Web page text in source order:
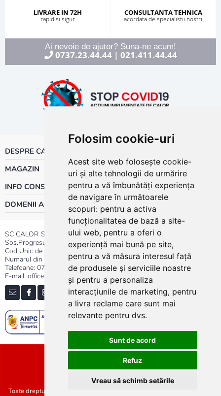
Folosim cookie-uri
Acest site web folosește cookie-
uri și alte tehnologii de urmărire
pentru a vă îmbunătăți experiența
de navigare în următoarele
scopuri: pentru a activa
funcționalitatea de bază a site-
ului web, pentru a oferi o
experiență mai bună pe site,
pentru a vă măsura interesul față
de produsele și serviciile noastre
și pentru a personaliza
interacțiunile de marketing, pentru
a livra reclame care sunt mai
relevante pentru dvs.
Sunt de acord
Refuz
Vreau să schimb setările
LIVRARE IN 72H
rapid si sigur
CONSULTANTA TEHNICA
acordata de specialistii nostri
Ai nevoie de ajutor? Suna-ne acum!
0737.23.44.44| 021.411.44.44
DESPRE CALOR
MAGAZIN
INFO CONSUMATOR
DOMENII ACTIVITATE
SC CALOR SRL
Sos.Progresului nr.30-40, Sector 5, Bucuresti
Cod Unic de Inregistrare: RO 3004724
Numarul din Registrul Comertului:J40/13176/1991
Telefoane: 0737.23.44.44|021.411.44.44
E-mail: office@calor.ro
Toate drepturile rezervate SC Calor SRL :: Copyright 2021 :: Realizat de